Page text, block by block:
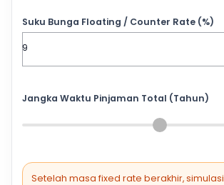
Suku Bunga Floating / Counter Rate (%)
Jangka Waktu Pinjaman Total (Tahun)
Setelah masa fixed rate berakhir, simulasi